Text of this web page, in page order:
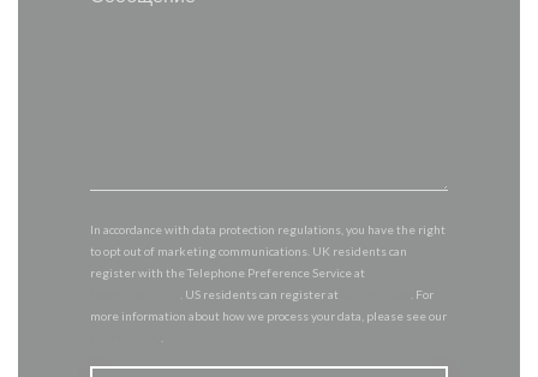
In accordance with data protection regulations, you have the right
to opt out of marketing communications. UK residents can
register with the Telephone Preference Service at
. US residents can register at
. For
more information about how we process your data, please see our